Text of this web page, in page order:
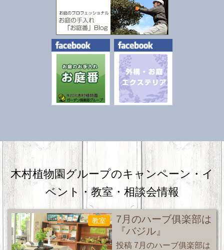
木村植物園グループのキャンペーン・ イ
ベント・教室・相談会情報
教室
7月のハーブ俱楽部は
『バジル』
投稿 7月のハーブ俱楽部は